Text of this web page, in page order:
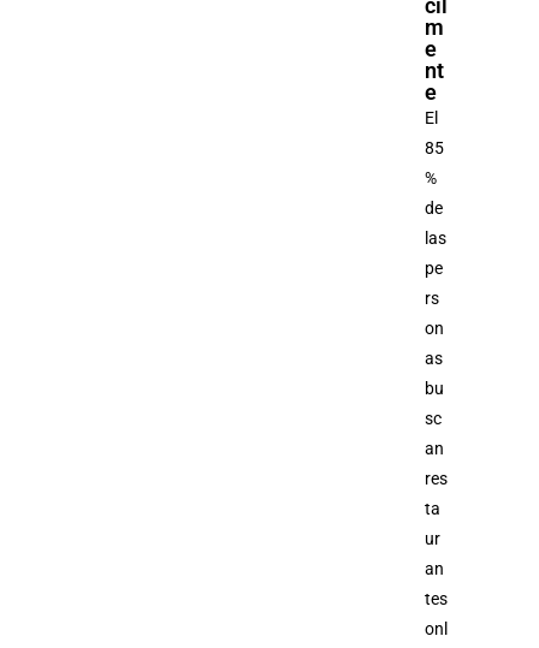
cil
m
e
nt
e
El
85
%
de
las
pe
rs
on
as
bu
sc
an
res
ta
ur
an
tes
onl